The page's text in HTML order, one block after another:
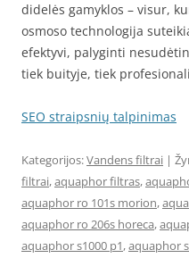
didelės gamyklos – visur,
osmoso technologija
efektyvi, palyginti
tiek buityje, tiek
SEO straipsnių talpinimas
Kategorijos:Vandens filtrai |
filtrai,aquaphor filtras,
aquaphor ro 101s morion,
aquaphor ro 206s horeca,
aquaphor s1000 p1,aquaphor